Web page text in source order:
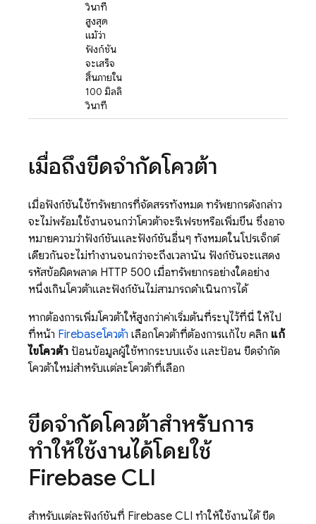
วินาที
สูงสุด
แม้ว่า
ฟังก์ชัน
จะเสร็จ
สิ้นภายใน
100 มิลลิ
วินาที
เมื่อถึงขีดจำกัดโควต้า
เมื่อฟังก์ชันใช้ทรัพยากรที่จัดสรรทั้งหมด ทรัพยากรดังกล่าว
จะไม่พร้อมใช้งานจนกว่าโควต้าจะรีเฟรชหรือเพิ่มขึ้น ซึ่งอาจ
หมายความว่าฟังก์ชันและฟังก์ชันอื่นๆ ทั้งหมดในโปรเจ็กต์
เดียวกันจะไม่ทำงานจนกว่าจะถึงเวลานั้น ฟังก์ชันจะแสดง
รหัสข้อผิดพลาด HTTP 500 เมื่อทรัพยากรอย่างใดอย่าง
หนึ่งเกินโควต้าและฟังก์ชันไม่สามารถดำเนินการได้
หากต้องการเพิ่มโควต้าให้สูงกว่าค่าเริ่มต้นที่ระบุไว้ที่นี่ ให้ไป
ที่หน้า Firebaseโควต้า เลือกโควต้าที่ต้องการแก้ไข คลิก แก้
ไขโควต้าป้อนข้อมูลผู้ใช้หากระบบแจ้ง และป้อน ขีดจำกัด
โควต้าใหม่สำหรับแต่ละโควต้าที่เลือก
ขีดจำกัดโควต้าสำหรับการ
ทำให้ใช้งานได้โดยใช้
Firebase CLI
สำหรับแต่ละฟังก์ชันที่ Firebase CLI ทำให้ใช้งานได้ ขีด